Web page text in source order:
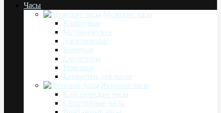
Часы
Мужские часы
Кварцевые
Механические
Электронные
Военные
Скелетоны
Ремешки
Батарейки для часов
Женские часы
Классические часы
Спортивные часы